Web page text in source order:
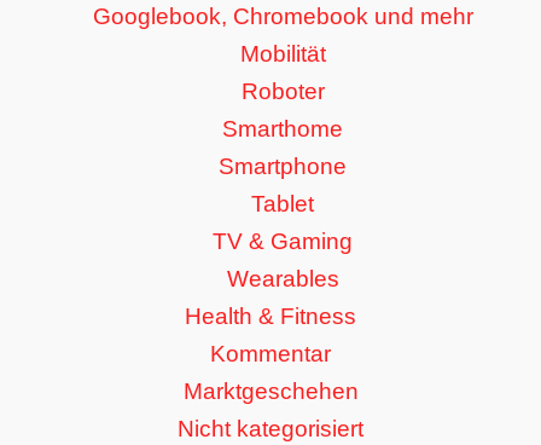
Googlebook, Chromebook und mehr
Mobilität
Roboter
Smarthome
Smartphone
Tablet
TV & Gaming
Wearables
Health & Fitness
Kommentar
Marktgeschehen
Nicht kategorisiert